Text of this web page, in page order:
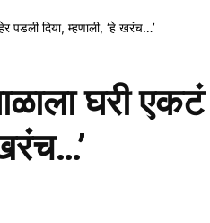
पडली दिया, म्हणाली, ‘हे खरंच…’
घरी